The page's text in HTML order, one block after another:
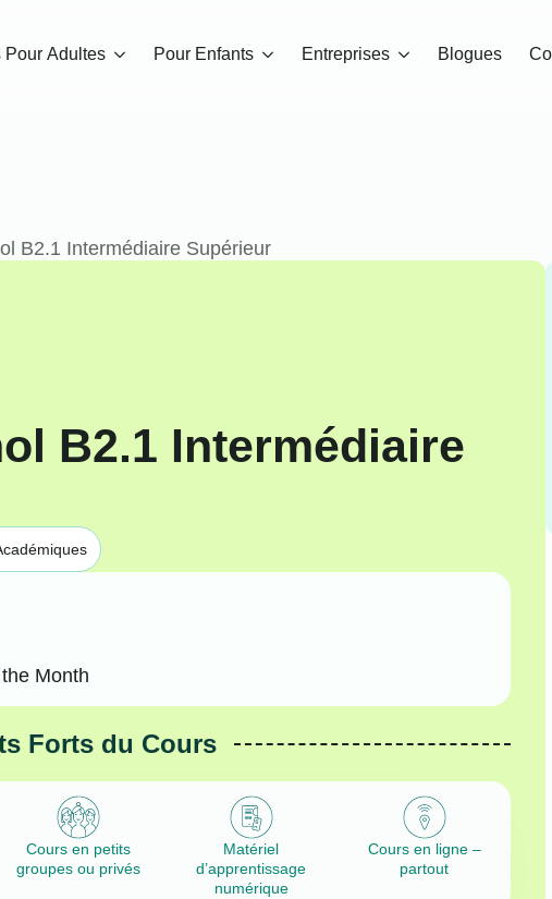
Pour Adultes Pour Enfants Entreprises Blogues
B2.1 Intermédiaire Supérieur
B2.1 Intermédiaire
Month
Forts du Cours
Cours en petits
groupes ou privés
Matériel
d’apprentissage
numérique
Cours en ligne –
partout